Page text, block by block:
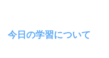
今日の学習について